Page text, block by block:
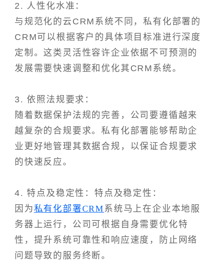
2. 人性化水准：
与规范化的云CRM系统不同，私有化部署的
CRM可以根据客户的具体项目标准进行深度
定制。这类灵活性容许企业依据不可预测的
发展需要快速调整和优化其CRM系统。
3. 依照法规要求：
随着数据保护法规的完善，公司要遵循越来
越复杂的合规要求。私有化部署能够帮助企
业更好地管理其数据合规，以保证合规要求
的快速反应。
4. 特点及稳定性：特点及稳定性：
因为私有化部署CRM 系统马上在企业本地服
务器上运行，公司可根据自身需要优化特
性，提升系统可靠性和响应速度，防止网络
问题导致的服务终断。